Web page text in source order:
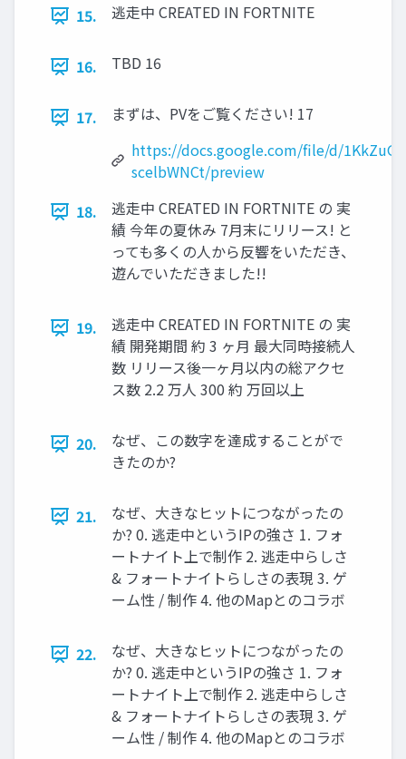
15. 逃走中 CREATED IN FORTNITE
16. TBD 16
17.
まずは、PVをご覧ください! 17
https://docs.google.com/file/d/
scelbWNCt/preview
18.
逃走中 CREATED IN FORTNITE の 実
績 今年の夏休み 7月末にリリース! と
っても多くの人から反響をいただき、
遊んでいただきました!!
19.
逃走中 CREATED IN FORTNITE の 実
績 開発期間 約 3 ヶ月 最大同時接続人
数 リリース後一ヶ月以内の総アクセ
ス数 2.2 万人 300 約 万回以上
20.
なぜ、この数字を達成することがで
きたのか?
21.
なぜ、大きなヒットにつながったの
か? 0. 逃走中というIPの強さ 1. フォ
ートナイト上で制作 2. 逃走中らしさ
& フォートナイトらしさの表現 3. ゲ
ーム性 / 制作 4. 他のMapとのコラボ
22.
なぜ、大きなヒットにつながったの
か? 0. 逃走中というIPの強さ 1. フォ
ートナイト上で制作 2. 逃走中らしさ
& フォートナイトらしさの表現 3. ゲ
ーム性 / 制作 4. 他のMapとのコラボ